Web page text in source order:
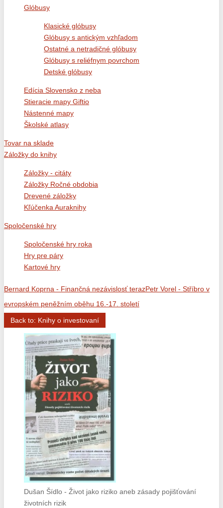
Glóbusy
Klasické glóbusy
Glóbusy s antickým vzhľadom
Ostatné a netradičné glóbusy
Glóbusy s reliéfnym povrchom
Detské glóbusy
Edícia Slovensko z neba
Stieracie mapy Giftio
Nástenné mapy
Školské atlasy
Tovar na sklade
Záložky do knihy
Záložky - citáty
Záložky Ročné obdobia
Drevené záložky
Kľúčenka Auraknihy
Spoločenské hry
Spoločenské hry roka
Hry pre páry
Kartové hry
Bernard Koprna - Finančná nezávislosť terazPetr Vorel - Stříbro v
evropském peněžním oběhu 16.-17. století
Back to: Knihy o investovaní
Dušan Šídlo - Život jako riziko aneb zásady pojišťování
životních rizik